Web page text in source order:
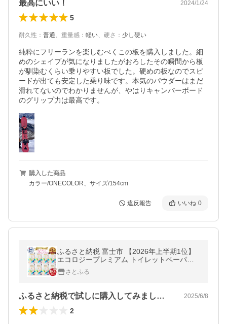
最高にいい！ 2024/1/24
5
耐久性 ： 普通、 重量感 ： 軽い、 硬さ ： 少し硬い
純粋にフリーランを楽しむべくこの板を購入しました。細
めのシェイプが気になりましたがおろしたその瞬間から板
が馴染むくらい乗りやすい板でした。硬めの板なのでスピ
ードが出ても安定した乗り味です。本気のパウダーはまだ
滑れてないのでわかりませんが、やはりキャンバーボード
のグリップ力は最高です。
購入した商品
カラー/ONECOLOR、サイズ/154cm
違反報告 いいね 0
ふるさと納税 富士市 【2026年上半期1位】
エコロジープレミアム トイレットペーパー
ダブル 96ロール 日用品 人気
さとふる
ふるさと納税で試しに購入してみました。… 2025/6/8
2